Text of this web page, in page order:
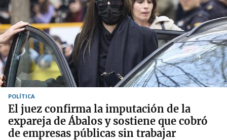
POLÍTICA
El juez confirma la imputación de la
expareja de Ábalos y sostiene que cobró
de empresas públicas sin trabajar